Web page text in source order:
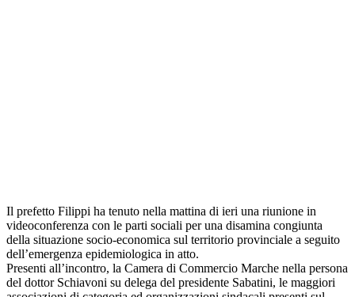
Il prefetto Filippi ha tenuto nella mattina di ieri una riunione in
videoconferenza con le parti sociali per una disamina congiunta
della situazione socio-economica sul territorio provinciale a seguito
dell’emergenza epidemiologica in atto.
Presenti all’incontro, la Camera di Commercio Marche nella persona
del dottor Schiavoni su delega del presidente Sabatini, le maggiori